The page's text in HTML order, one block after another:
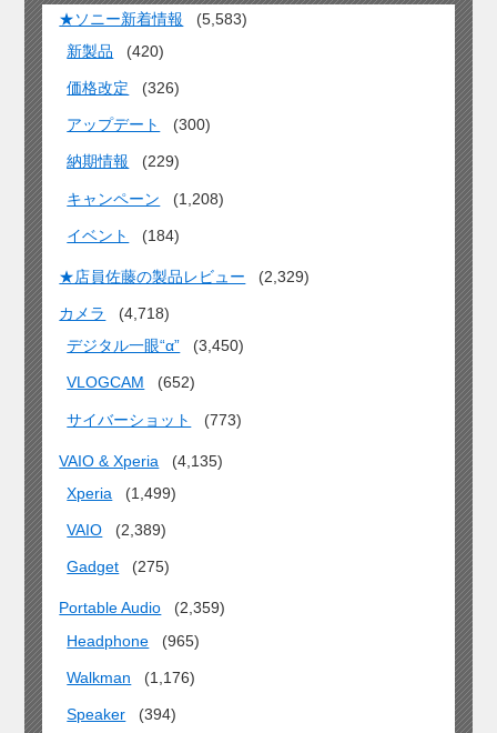
★ソニー新着情報
(5,583)
新製品
(420)
価格改定 (326)
アップデート (300)
納期情報 (229)
キャンペーン (1,208)
イベント (184)
★店員佐藤の製品レビュー (2,329)
カメラ
(4,718)
デジタル一眼“α”
(3,450)
VLOGCAM (652)
サイバーショット (773)
VAIO & Xperia
(4,135)
Xperia
(1,499)
VAIO (2,389)
Gadget (275)
Portable Audio
(2,359)
Headphone
(965)
Walkman (1,176)
Speaker (394)